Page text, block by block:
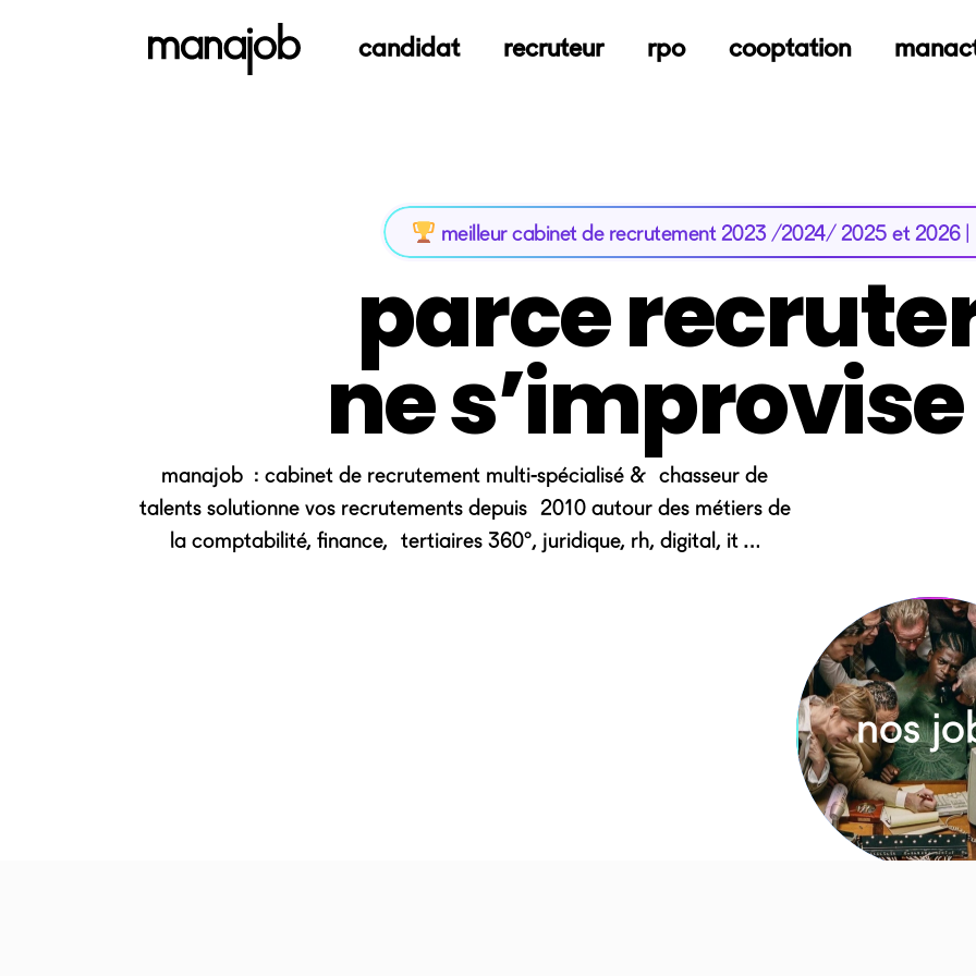
candidat recruteur rpo cooptation
meilleur cabinet de recrutement 2023 /2024/ 2025 et 2026 |
parce
ne
manajob : cabinet de recrutement multi-spécialisé & chasseur de
talents solutionne vos recrutements depuis 2010 autour des métiers de
la comptabilité, finance, tertiaires 360°, juridique, rh, digital, it …
nos